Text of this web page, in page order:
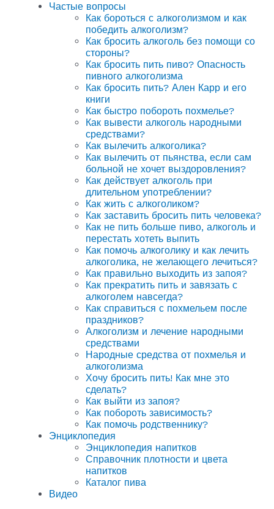
Частые вопросы
Как бороться с алкоголизмом и как
победить алкоголизм?
Как бросить алкоголь без помощи со
стороны?
Как бросить пить пиво? Опасность
пивного алкоголизма
Как бросить пить? Ален Карр и его
книги
Как быстро побороть похмелье?
Как вывести алкоголь народными
средствами?
Как вылечить алкоголика?
Как вылечить от пьянства, если сам
больной не хочет выздоровления?
Как действует алкоголь при
длительном употреблении?
Как жить с алкоголиком?
Как заставить бросить пить человека?
Как не пить больше пиво, алкоголь и
перестать хотеть выпить
Как помочь алкоголику и как лечить
алкоголика, не желающего лечиться?
Как правильно выходить из запоя?
Как прекратить пить и завязать с
алкоголем навсегда?
Как справиться с похмельем после
праздников?
Алкоголизм и лечение народными
средствами
Народные средства от похмелья и
алкоголизма
Хочу бросить пить! Как мне это
сделать?
Как выйти из запоя?
Как побороть зависимость?
Как помочь родственнику?
Энциклопедия
Энциклопедия напитков
Справочник плотности и цвета
напитков
Каталог пива
Видео